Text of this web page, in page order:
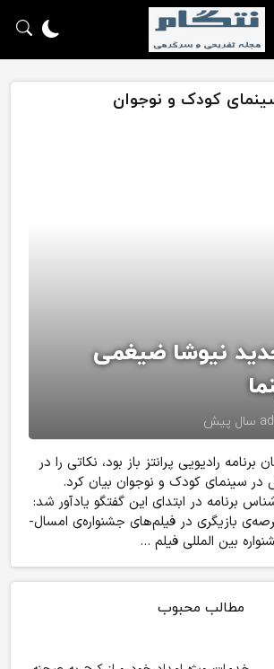
کودک و نوجوان
نیوشا ضیغمی
برنامه رادیویی پرانتز باز بود، نکاتی را در
در سینمای کودک و نوجوان بیان کرد.
برنامه در ابتدای این گفتگو یادآور شد:
بازیگری در فیلم‌های جشنواره‌ی امسال-
بین المللی فیلم ...
مطالب محبوب